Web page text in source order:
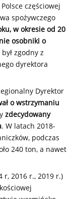
częściowej
spożywczego
w okresie od 20
osobniki o
zgodny z
dyrektora
Dyrektor
o wstrzymaniu
zdecydowany
. W latach 2018-
podczas
240 ton, a nawet
r, 2016 r., 2019 r.)